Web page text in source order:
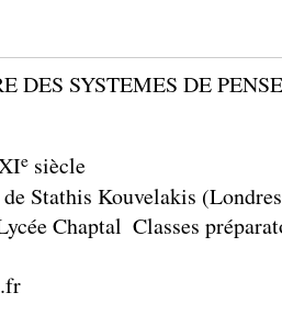
DES SYSTEMES DE
e siècle
Stathis Kouvelakis
Chaptal ­ Classes